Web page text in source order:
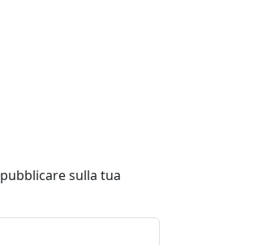
sulla tua